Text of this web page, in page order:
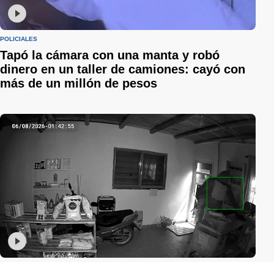
POLICIALES
Tapó la cámara con una manta y robó
dinero en un taller de camiones: cayó con
más de un millón de pesos